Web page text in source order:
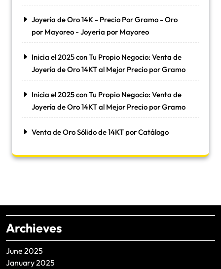
Joyería de Oro 14K - Precio Por Gramo - Oro
por Mayoreo - Joyeria por Mayoreo
Inicia el 2025 con Tu Propio Negocio: Venta de
Joyería de Oro 14KT al Mejor Precio por Gramo
Inicia el 2025 con Tu Propio Negocio: Venta de
Joyería de Oro 14KT al Mejor Precio por Gramo
Venta de Oro Sólido de 14KT por Catálogo
Archieves
June 2025
January 2025